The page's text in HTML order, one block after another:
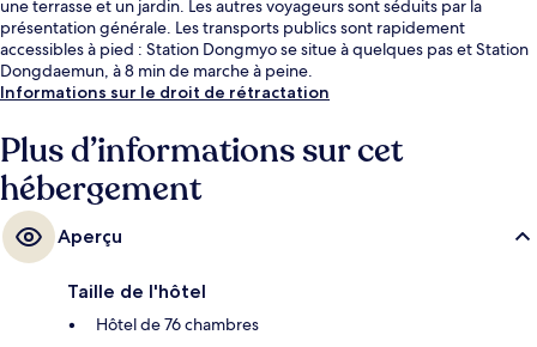
une terrasse et un jardin. Les autres voyageurs sont séduits par la
présentation générale. Les transports publics sont rapidement
accessibles à pied : Station Dongmyo se situe à quelques pas et Station
Dongdaemun, à 8 min de marche à peine.
Informations sur le droit de rétractation
Plus d’informations sur cet
hébergement
Aperçu
Taille de l'hôtel
Hôtel de 76 chambres